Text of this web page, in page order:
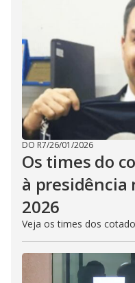
DO R7/26/01/2026
Os times do
à presidência
2026
Veja os times dos